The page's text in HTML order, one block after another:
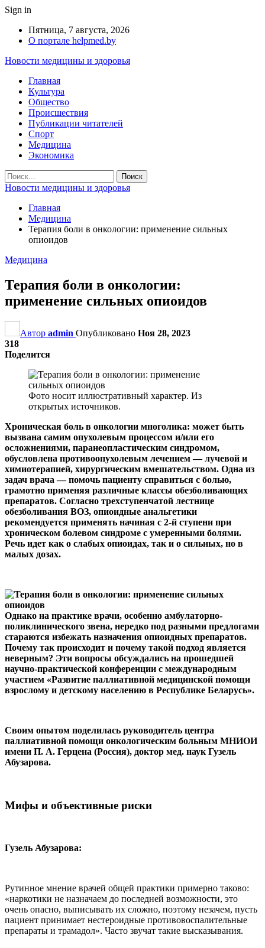
Sign in
Пятница, 7 августа, 2026
О портале helpmed.by
Новости медицины и здоровья
Главная
Культура
Общество
Происшествия
Публикации читателей
Спорт
Медицина
Экономика
Новости медицины и здоровья
Главная
Медицина
Терапия боли в онкологии: применение сильных
опиоидов
Медицина
Терапия боли в онкологии:
применение сильных опиоидов
Автор admin Опубликовано Ноя 28, 2023
318
Поделится
Фото носит иллюстративный характер. Из
открытых источников.
Хроническая боль в онкологии многолика: может быть
вызвана самим опухолевым процессом и/или его
осложнениями, паранеопластическим синдромом,
обусловлена противоопухолевым лечением — лучевой и
химиотерапией, хирургическим вмешательством. Одна из
задач врача — помочь пациенту справиться с болью,
грамотно применяя различные классы обезболивающих
препаратов. Согласно трехступенчатой лестнице
обезболивания ВОЗ, опиоидные анальгетики
рекомендуется применять начиная с 2-й ступени при
хроническом болевом синдроме с умеренными болями.
Речь идет как о слабых опиоидах, так и о сильных, но в
малых дозах.
Однако на практике врачи, особенно амбулаторно-
поликлинического звена, нередко под разными предлогами
стараются избежать назначения опиоидных препаратов.
Почему так происходит и почему такой подход является
неверным? Эти вопросы обсуждались на прошедшей
научно-практической конференции с международным
участием «Развитие паллиативной медицинской помощи
взрослому и детскому населению в Республике Беларусь».
Своим опытом поделилась руководитель центра
паллиативной помощи онкологическим больным МНИОИ
имени П. А. Герцена (Россия), доктор мед. наук Гузель
Абузарова.
Мифы и объективные риски
Гузель Абузарова:
Рутинное мнение врачей общей практики примерно таково:
«наркотики не назначаем до последней возможности, это
очень опасно, выписывать их сложно, поэтому незачем, пусть
пациент принимает нестероидные противовоспалительные
препараты и трамадол». Часто звучат такие высказывания.